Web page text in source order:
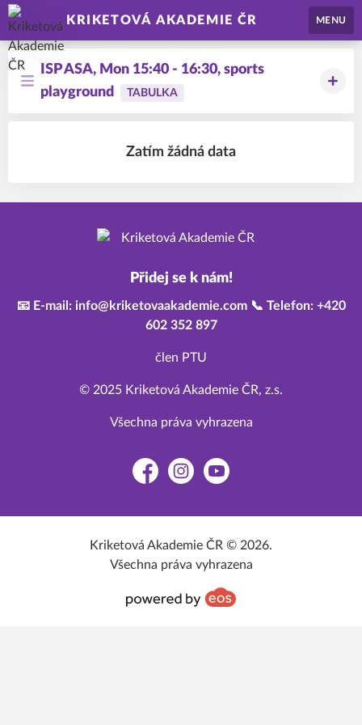
KRIKETOVÁ AKADEMIE ČR MENU
ISP ASA, Mon 15:40 - 16:30, sports
playground
TABULKA
Zatím žádná data
Přidej se k nám!
📧 E-mail: info@kriketovaakademie.com 📞 Telefon: +420
602 352 897
člen PTU
© 2025 Kriketová Akademie ČR, z.s.
Všechna práva vyhrazena
FacebookInstagramYouTube
Kriketová Akademie ČR © 2026.
Všechna práva vyhrazena